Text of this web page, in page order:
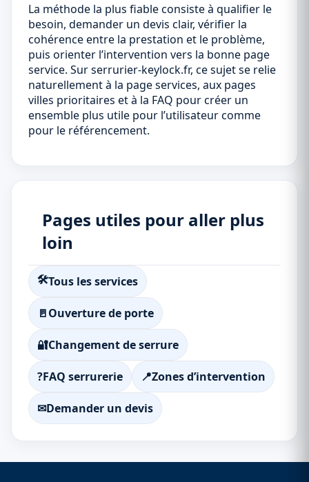
La méthode la plus fiable consiste à qualifier le
besoin, demander un devis clair, vérifier la
cohérence entre la prestation et le problème,
puis orienter l’intervention vers la bonne page
service. Sur serrurier-keylock.fr, ce sujet se relie
naturellement à la page services, aux pages
villes prioritaires et à la FAQ pour créer un
ensemble plus utile pour l’utilisateur comme
pour le référencement.
Pages utiles pour aller plus
loin
🛠Tous les services
🚪Ouverture de porte
🔐Changement de serrure
?FAQ serrurerie 📍Zones d’intervention
✉Demander un devis